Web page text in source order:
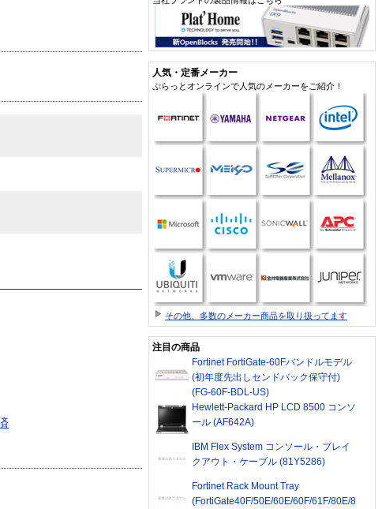
人気・定番メーカー
ぷらっとオンラインで人気のメーカーをご紹介！
その他、多数のメーカー商品を取り扱ってます
注目の商品
Fortinet FortiGate-60Fバンドルモデル
(初年度先出しセンドバック保守付)
(FG-60F-BDL-US)
Hewlett-Packard HP LCD 8500 コンソ
ール (AF642A)
IBM Flex System コンソール・ブレイ
クアウト・ケーブル (81Y5286)
Fortinet Rack Mount Tray
(FortiGate40F/50E/60E/60F/61F/80E/8